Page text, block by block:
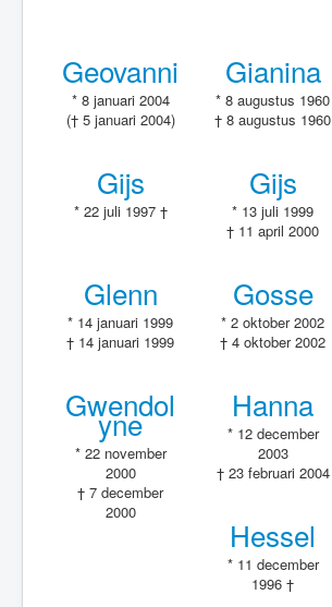
Geovanni
* 8 januari 2004
(† 5 januari 2004)
Gianina
* 8 augustus 1960
† 8 augustus 1960
Gijs
* 22 juli 1997 †
Gijs
* 13 juli 1999
† 11 april 2000
Glenn
* 14 januari 1999
† 14 januari 1999
Gosse
* 2 oktober 2002
† 4 oktober 2002
Gwendol
yne
* 22 november
2000
† 7 december
2000
Hanna
* 12 december
2003
† 23 februari 2004
Hessel
* 11 december
1996 †